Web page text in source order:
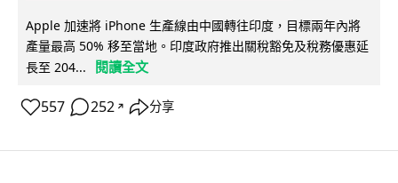
Apple 加速將 iPhone 生產線由中國轉往印度，目標兩年內將
產量最高 50% 移至當地。印度政府推出關稅豁免及稅務優惠延
長至 204...
閱讀全文
557 252 ↗ 分享